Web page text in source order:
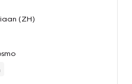
(ZH)